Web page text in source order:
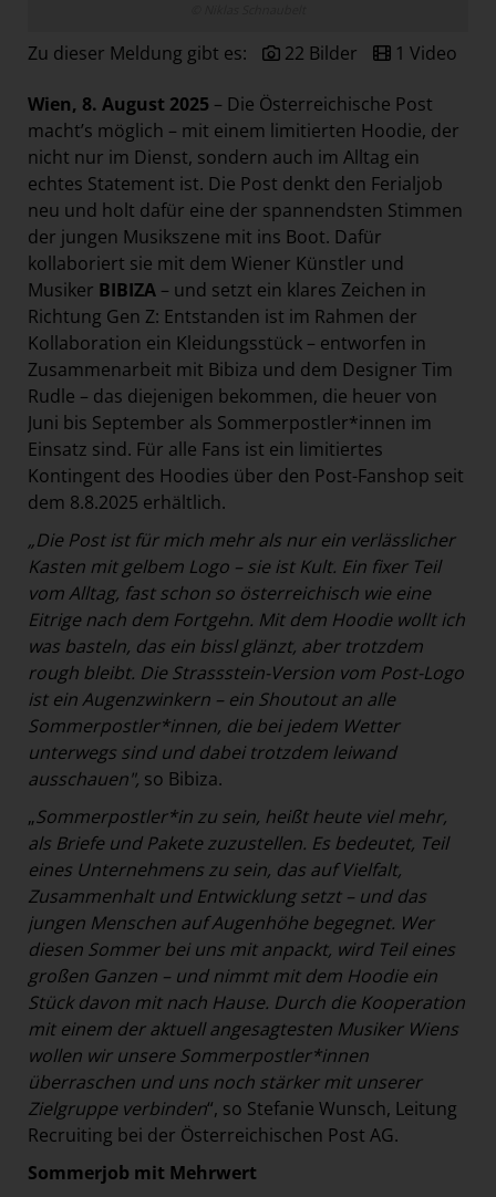
Raisin
Swiss Life Select
The Companion
The Hoxton
Unibail-Rodamco-Westfield
Vöslauer
NMK
MEDIA
KONTAKT
Zu dieser Meldung gibt es: 22 Bilder 1 Video
Wien, 8. August 2025 – Die Österreichische Post
macht’s möglich – mit einem limitierten Hoodie, der
nicht nur im Dienst, sondern auch im Alltag ein
echtes Statement ist. Die Post denkt den Ferialjob
neu und holt dafür eine der spannendsten Stimmen
der jungen Musikszene mit ins Boot. Dafür
kollaboriert sie mit dem Wiener Künstler und
Musiker BIBIZA – und setzt ein klares Zeichen in
Richtung Gen Z: Entstanden ist im Rahmen der
Kollaboration ein Kleidungsstück – entworfen in
Zusammenarbeit mit Bibiza und dem Designer Tim
Rudle – das diejenigen bekommen, die heuer von
Juni bis September als Sommerpostler*innen im
Einsatz sind. Für alle Fans ist ein limitiertes
Kontingent des Hoodies über den Post-Fanshop seit
dem 8.8.2025 erhältlich.
„Die Post ist für mich mehr als nur ein verlässlicher
Kasten mit gelbem Logo – sie ist Kult. Ein fixer Teil
vom Alltag, fast schon so österreichisch wie eine
Eitrige nach dem Fortgehn. Mit dem Hoodie wollt ich
was basteln, das ein bissl glänzt, aber trotzdem
rough bleibt. Die Strassstein-Version vom Post-Logo
ist ein Augenzwinkern – ein Shoutout an alle
Sommerpostler*innen, die bei jedem Wetter
unterwegs sind und dabei trotzdem leiwand
ausschauen", so Bibiza.
„Sommerpostler*in zu sein, heißt heute viel mehr,
als Briefe und Pakete zuzustellen. Es bedeutet, Teil
eines Unternehmens zu sein, das auf Vielfalt,
Zusammenhalt und Entwicklung setzt – und das
jungen Menschen auf Augenhöhe begegnet. Wer
diesen Sommer bei uns mit anpackt, wird Teil eines
großen Ganzen – und nimmt mit dem Hoodie ein
Stück davon mit nach Hause. Durch die Kooperation
mit einem der aktuell angesagtesten Musiker Wiens
wollen wir unsere Sommerpostler*innen
überraschen und uns noch stärker mit unserer
Zielgruppe verbinden“, so Stefanie Wunsch, Leitung
Recruiting bei der Österreichischen Post AG.
Sommerjob mit Mehrwert